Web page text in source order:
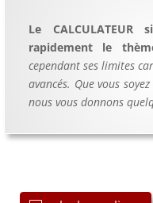
Le CALCULATEUR
rapidement le
cependant ses limites
avancés. Que vous
nous vous donnons